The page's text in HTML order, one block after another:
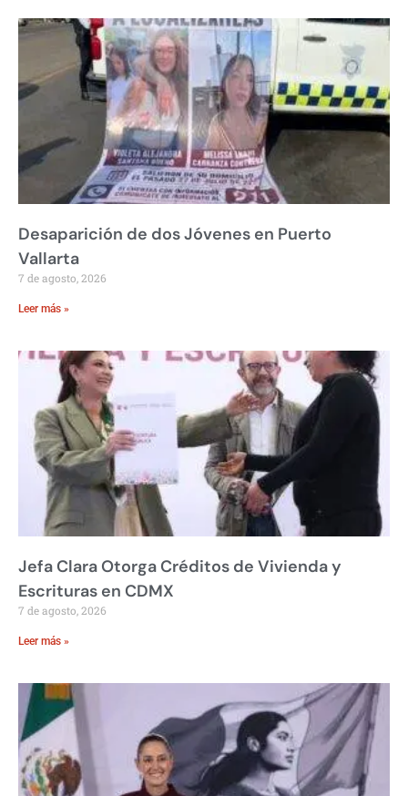
Desaparición de dos Jóvenes en Puerto
Vallarta
7 de agosto, 2026
Leer más »
Jefa Clara Otorga Créditos de Vivienda y
Escrituras en CDMX
7 de agosto, 2026
Leer más »